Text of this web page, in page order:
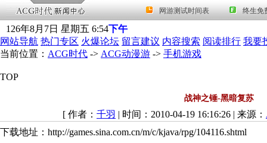
126年8月 7日 星期五 6:54下午
网站导航 热门专区 火爆论坛 留言建议 内容搜索 阅读排行 我要
当前位置： ACG时代 -> ACG动漫游 -> 手机游戏
TOP
战神之锤-黑暗复苏
[ 作者： 千羽 | 时间：2010-04-19 16:16:26 | 来源：
下载地址：http://games.sina.com.cn/m/c/kjava/rpg/104116.shtml